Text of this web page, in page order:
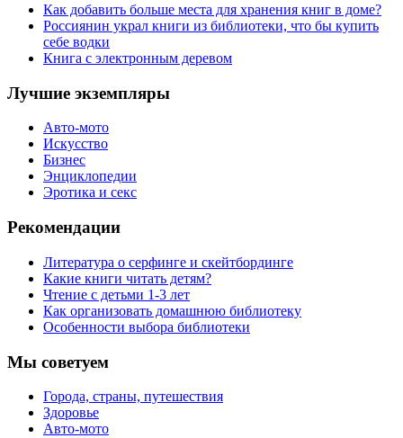
Как добавить больше места для хранения книг в доме?
Россиянин украл книги из библиотеки, что бы купить
себе водки
Книга с электронным деревом
Лучшие экземпляры
Авто-мото
Искусство
Бизнес
Энциклопедии
Эротика и секс
Рекомендации
Литература о серфинге и скейтбординге
Какие книги читать детям?
Чтение с детьми 1-3 лет
Как организовать домашнюю библиотеку
Особенности выбора библиотеки
Мы советуем
Города, страны, путешествия
Здоровье
Авто-мото